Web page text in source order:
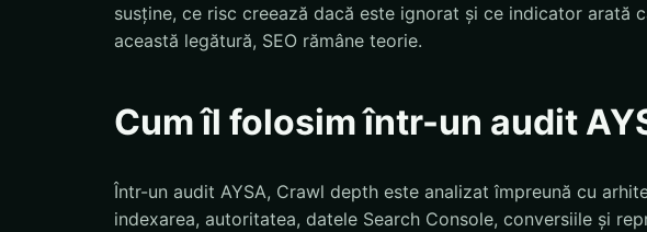
susține, ce risc creează dacă este ignorat și ce indicator arată
această legătură, SEO rămâne teorie.
Cum îl folosim într-un audit
Într-un audit AYSA, Crawl depth este analizat împreună cu
indexarea, autoritatea, datele Search Console, conversiile și